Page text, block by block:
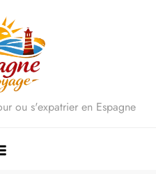
ou s'expatrier en Espagne